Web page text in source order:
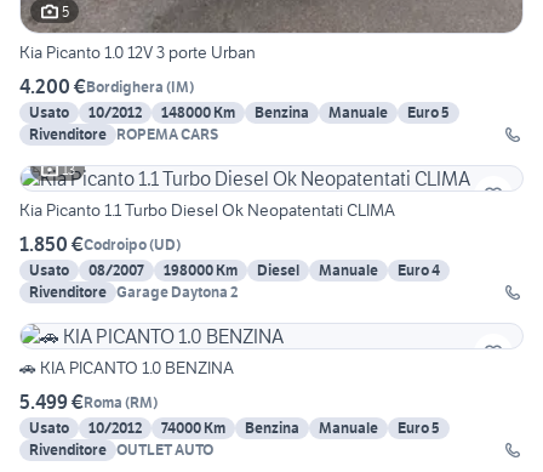
5
Kia Picanto 1.0 12V 3 porte Urban
4.200 €Bordighera (IM)
Usato
10/2012 148000 Km Benzina Manuale
Euro 5
Rivenditore ROPEMA CARS
13
Kia Picanto 1.1 Turbo Diesel Ok Neopatentati CLIMA
1.850 €Codroipo(UD)
Usato
08/2007 198000 Km Diesel Manuale
Euro 4
Rivenditore Garage Daytona 2
🚗 KIA PICANTO 1.0 BENZINA
5.499 €Roma (RM)
Usato
10/2012 74000 Km Benzina Manuale
Euro 5
Rivenditore OUTLET AUTO